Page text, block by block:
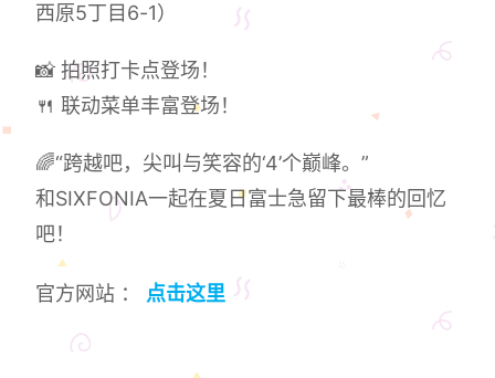
西原5丁目6-1）
📸 拍照打卡点登场！
🍴 联动菜单丰富登场！
🌈“跨越吧，尖叫与笑容的‘4’个巅峰。”
和SIXFONIA一起在夏日富士急留下最棒的回忆
吧！
官方网站 ： 点击这里